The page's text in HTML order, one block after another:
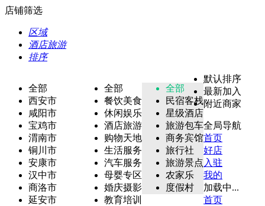
店铺筛选
区域
酒店旅游
排序
全部
西安市
咸阳市
宝鸡市
渭南市
铜川市
安康市
汉中市
商洛市
延安市
全部
餐饮美食
休闲娱乐
酒店旅游
购物天地
生活服务
汽车服务
母婴专区
婚庆摄影
教育培训
全部
民宿客栈
星级酒店
旅游包车
商务宾馆
旅行社
旅游景点
农家乐
度假村
默认排序
最新加入
附近商家
全局导航
首页
好店
入驻
我的
加载中...
首页